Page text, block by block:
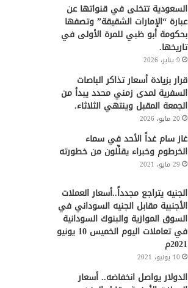
السعودية تتخلى في قنواتها عن
عبارة “الإمارات الشقيقة” وتصفها
بحكومة أبو ظبي للمرة الأولى في
تاريخها.
9 يناير، 2026
قرار بزيادة أسعار تذاكر الباصات
السفرية لمدى زمني محدد يبدأ من
الجمعة المقبل وينتهي الثلاثاء.
20 مايو، 2026
غاز سام غداً الأحد في سماء
الخرطوم وخبراء يقلِّلون من خطورته
29 مايو، 2021
الجنيه يتراجع مجدداً..أسعار العملات
الأجنبية مقابل الجنيه السوداني في
السوق الموازية والبنوك السودانية
في تعاملات اليوم الخميس 10 يونيو
2021م
10 يونيو، 2021
الدولار يواصل انخفاضه.. أسعار